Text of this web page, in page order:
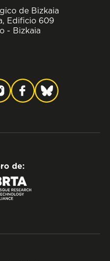
de Bizkaia
Edificio 609
- Bizkaia
de: